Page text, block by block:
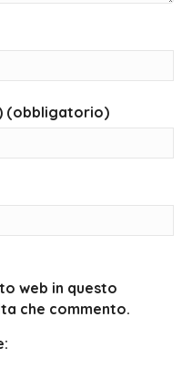
(obbligatorio)
web in questo
che commento.